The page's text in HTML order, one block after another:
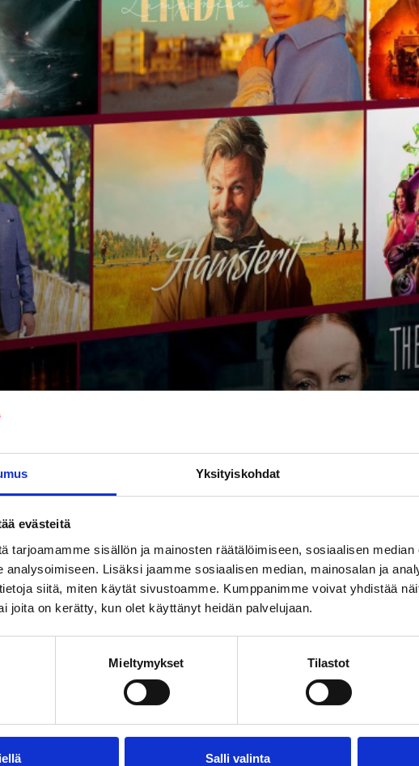
Yksityiskohdat
evästeitä
tarjoamamme sisällön ja mainosten räätälöimiseen, sosiaalisen
analysoimiseen. Lisäksi jaamme sosiaalisen median, mainosalan ja
siitä, miten käytät sivustoamme. Kumppanimme voivat yhdistää
joita on kerätty, kun olet käyttänyt heidän palvelujaan.
Mieltymykset Tilastot
Salli valinta
ajankohtaiset tarjoukset, jotka koskevat nykyisiä ja uusia
sisältyy.
viihde ja urheilu
Tarjous edellyttää 24 kk määräaikaista tilausta. (408MTU24)
Tarjous edellyttää 12 kk määräaikaista tilausta. (408MTU12)